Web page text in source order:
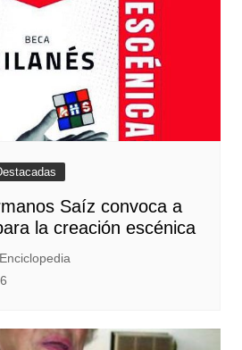
Saíz convoca a
la creación escénica